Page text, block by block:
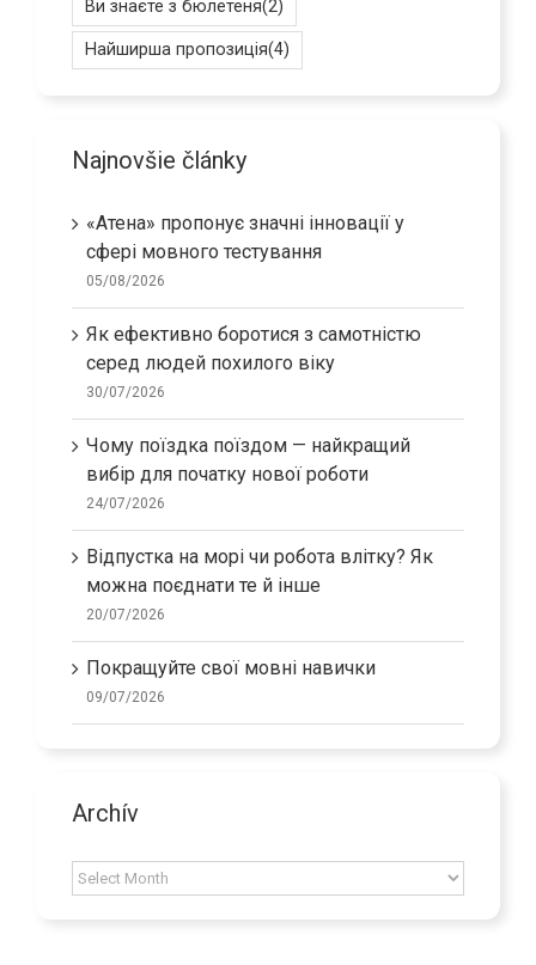
Найширша пропозиція(4)
Najnovšie články
«Атена» пропонує значні інновації у
сфері мовного тестування
Як ефективно боротися з самотністю
серед людей похилого віку
Чому поїздка поїздом — найкращий
вибір для початку нової роботи
Відпустка на морі чи робота влітку? Як
можна поєднати те й інше
Покращуйте свої мовні навички
Archív
Archív